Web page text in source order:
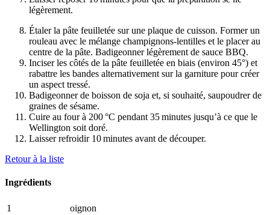
légèrement.
Étaler la pâte feuilletée sur une plaque de cuisson. Former un
rouleau avec le mélange champignons-lentilles et le placer au
centre de la pâte. Badigeonner légèrement de sauce BBQ.
Inciser les côtés de la pâte feuilletée en biais (environ 45°) et
rabattre les bandes alternativement sur la garniture pour créer
un aspect tressé.
Badigeonner de boisson de soja et, si souhaité, saupoudrer de
graines de sésame.
Cuire au four à 200 °C pendant 35 minutes jusqu’à ce que le
Wellington soit doré.
Laisser refroidir 10 minutes avant de découper.
Retour à la liste
Ingrédients
1
oignon